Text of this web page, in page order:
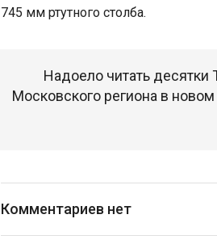
745 мм ртутного столба.
Надоело читать
Московского региона в
Комментариев нет